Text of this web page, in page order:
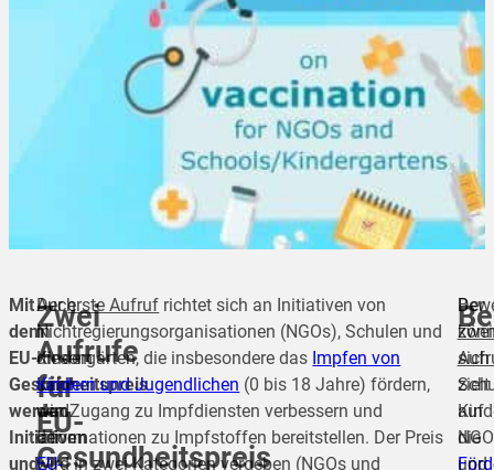
Mit
dem
EU-
Gesundheitspreis
werden
Initiativen
und
Zwei
Aufrufe
für
EU-
Gesundheitspreis
Auch
in
diesem
Jahr
wird
der
EU-
Dererste Aufruf richtet sich an Initiativen von
Nichtregierungsorganisationen (NGOs), Schulen und
Kindergärten, die insbesondere das Impfen von
Kindern und Jugendlichen (0 bis 18 Jahre) fördern,
den Zugang zu Impfdiensten verbessern und
Informationen zu Impfstoffen bereitstellen. Der Preis
wird in zwei Kategorien vergeben (NGOs und
Der
zielt
auf
die
sich
und